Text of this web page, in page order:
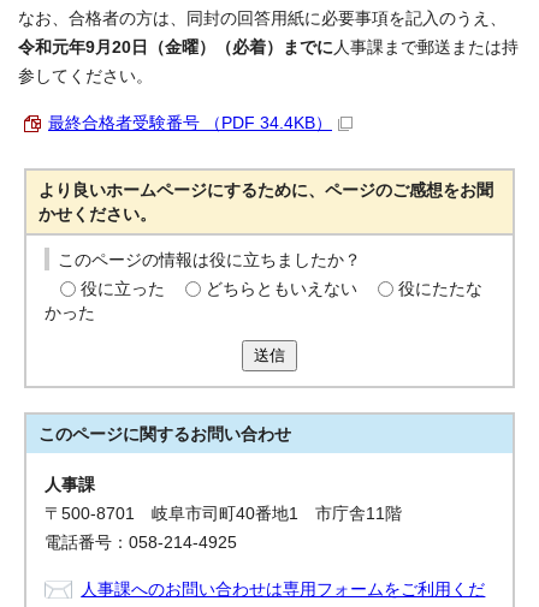
なお、合格者の方は、同封の回答用紙に必要事項を記入のうえ、
令和元年9月20日（金曜）（必着）までに 人事課まで郵送または持
参してください。
最終合格者受験番号 （PDF 34.4KB）
より良いホームページにするために、ページのご感想をお聞
かせください。
このページの情報は役に立ちましたか？
役に立った
どちらともいえない
役にたたな
かった
送信
このページに関するお問い合わせ
人事課
〒500-8701 岐阜市司町40番地1 市庁舎11階
電話番号：058-214-4925
人事課へのお問い合わせは専用フォームをご利用くだ